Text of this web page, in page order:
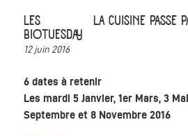
LA CUISINE PASSE
LES
BIOTUESDAY
12 juin 2016
6 dates à retenir
Les mardi 5 Janvier, 1er Mars, 3
Septembre et 8 Novembre 2016